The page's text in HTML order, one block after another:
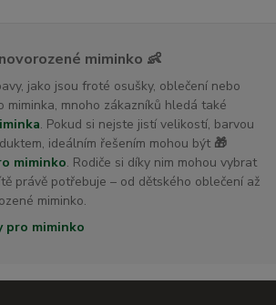
miminko 👶
jako jsou froté osušky, oblečení nebo
miminka, mnoho zákazníků hledá také
. Pokud si nejste jistí velikostí, barvou
ideálním řešením mohou být 🎁
miminko. Rodiče si díky nim mohou vybrat
právě potřebuje – od dětského oblečení až
miminko.
pro miminko